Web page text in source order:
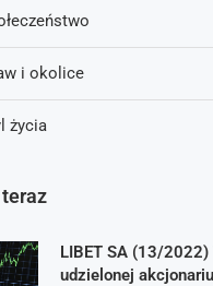
LIBET SA (13/
udzielonej
i okolice
życia